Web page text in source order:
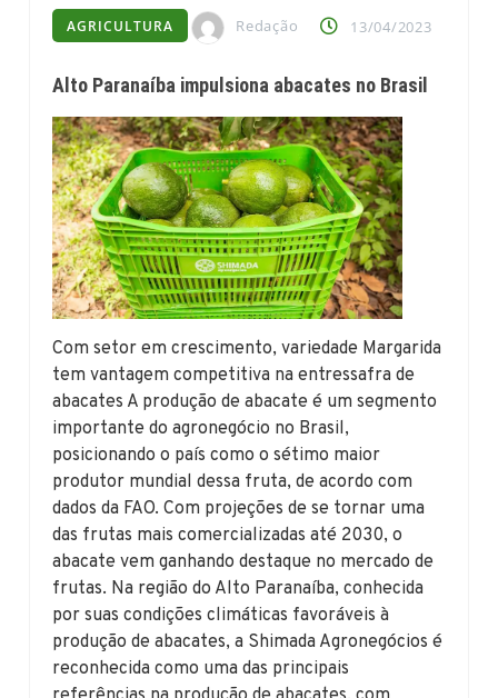
AGRICULTURA Redação 13/04/2023
Alto Paranaíba impulsiona abacates no Brasil
Com setor em crescimento, variedade Margarida
tem vantagem competitiva na entressafra de
abacates A produção de abacate é um segmento
importante do agronegócio no Brasil,
posicionando o país como o sétimo maior
produtor mundial dessa fruta, de acordo com
dados da FAO. Com projeções de se tornar uma
das frutas mais comercializadas até 2030, o
abacate vem ganhando destaque no mercado de
frutas. Na região do Alto Paranaíba, conhecida
por suas condições climáticas favoráveis à
produção de abacates, a Shimada Agronegócios é
reconhecida como uma das principais